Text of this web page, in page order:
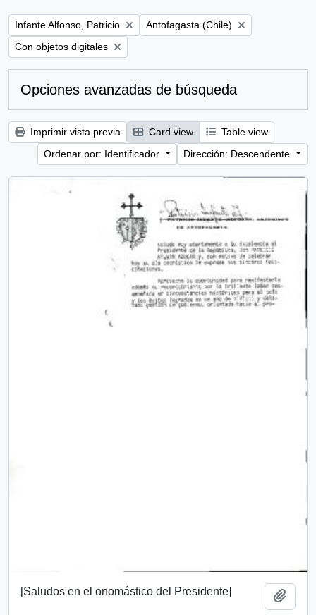
Remove filter:
Infante Alfonso, Patricio Remove filter:
Antofagasta (Chile)
Remove filter:
Con objetos digitales
Opciones avanzadas de búsqueda
Imprimir vista previa Card view
Table view
Ordenar por: Identificador
Dirección: Descendente
[Saludos en el onomástico del Presidente]